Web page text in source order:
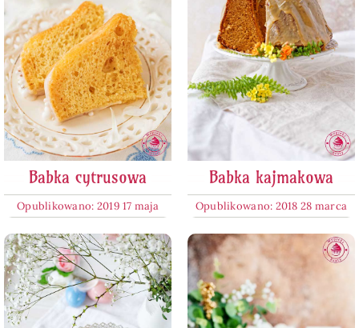
Babka cytrusowa
Opublikowano: 2019 17 maja
Babka kajmakowa
Opublikowano: 2018 28 marca